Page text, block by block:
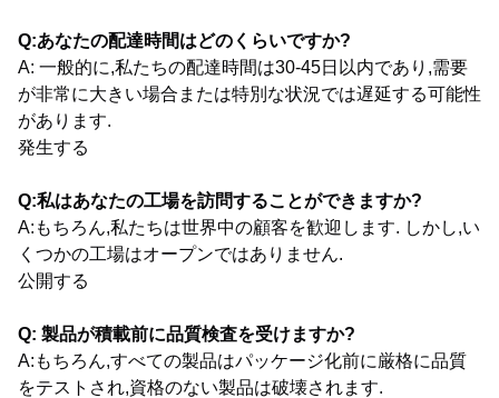
Q:あなたの配達時間はどのくらいですか?
A: 一般的に,私たちの配達時間は30-45日以内であり,需要
が非常に大きい場合または特別な状況では遅延する可能性
があります.
発生する
Q:私はあなたの工場を訪問することができますか?
A:もちろん,私たちは世界中の顧客を歓迎します. しかし,い
くつかの工場はオープンではありません.
公開する
Q: 製品が積載前に品質検査を受けますか?
A:もちろん,すべての製品はパッケージ化前に厳格に品質
をテストされ,資格のない製品は破壊されます.